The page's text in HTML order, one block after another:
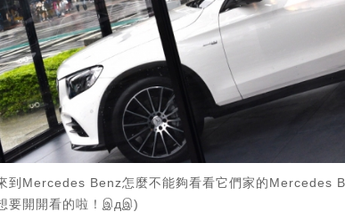
到Mercedes Benz怎麼不能夠看看它們家的Mercedes
要開開看的啦！இдஇ)